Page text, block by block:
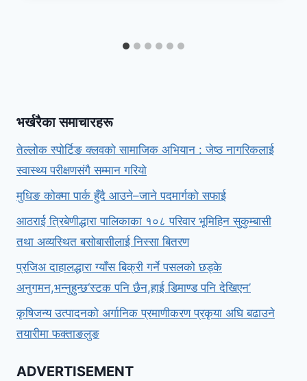
भर्खरैका समाचारहरू
तेल्लोक स्पोर्टिङ क्लवको सामाजिक अभियान : जेष्ठ नागरिकलाई
स्वास्थ्य परीक्षणसंगै सम्मान गरियो
मुधिङ कोक्मा पार्क हुँदै आउने–जाने पदमार्गको सफाई
आठराई त्रिबेणीद्धारा पालिकाका १०८ परिवार भूमिहिन सुकुम्बासी
तथा अव्यस्थित बसोबासीलाई निस्सा बितरण
प्रजिअ दाहालद्धारा ग्याँस बिक्री गर्ने पसलको छड्के
अनुगमन,भन्नुहुन्छ‘स्टक पनि छैन,हाई डिमाण्ड पनि देखिएन’
कृषिजन्य उत्पादनको अर्गानिक प्रमाणीकरण प्रकृया अघि बढाउने
तयारीमा फक्ताङलुङ
ADVERTISEMENT